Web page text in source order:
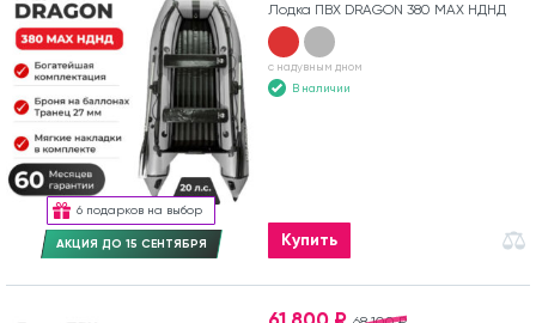
6 подарков на выбор
АКЦИЯ ДО 15 СЕНТЯБРЯ
Лодка ПВХ DRAGON 380 MAX НДНД
с надувным дном
В наличии
Купить